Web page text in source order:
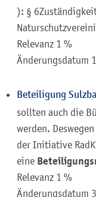
): §
Relevanz 1 %
Änderungsdatum
Beteiligung
sollten auch die
werden.
der Initiative
eine
Relevanz 1 %
Änderungsdatum